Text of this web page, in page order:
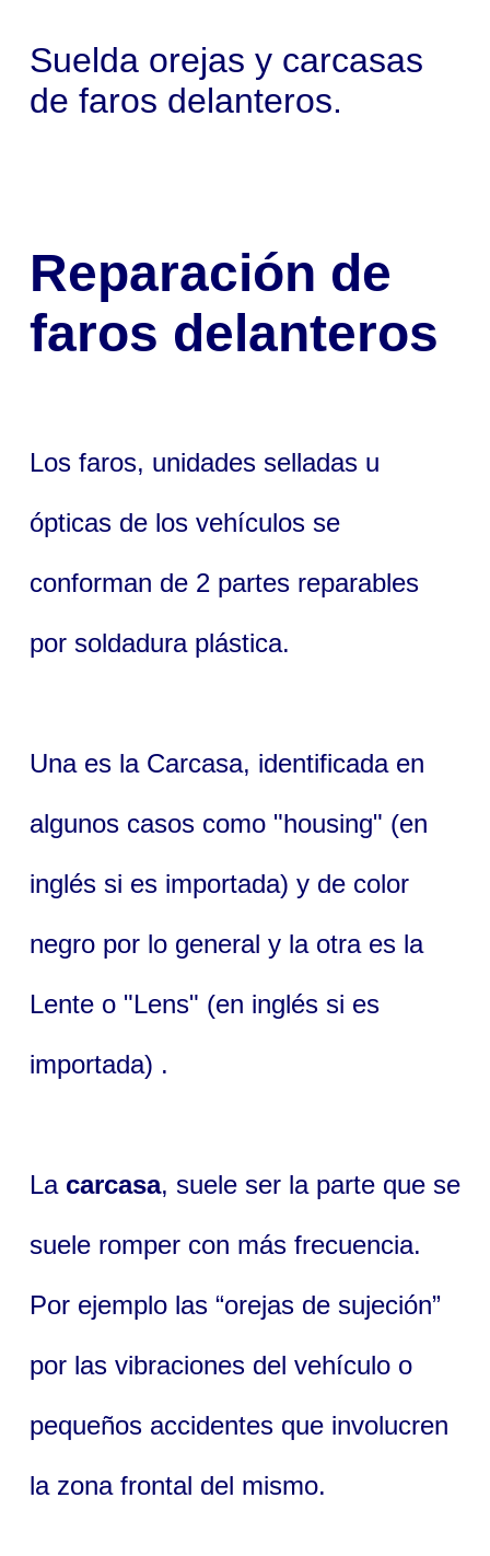
Suelda orejas y carcasas
de faros delanteros.
Reparación de
faros delanteros
Los faros, unidades selladas u
ópticas de los vehículos se
conforman de 2 partes reparables
por soldadura plástica.
Una es la Carcasa, identificada en
algunos casos como "housing" (en
inglés si es importada) y de color
negro por lo general y la otra es la
Lente o "Lens" (en inglés si es
importada) .
La carcasa, suele ser la parte que se
suele romper con más frecuencia.
Por ejemplo las “orejas de sujeción”
por las vibraciones del vehículo o
pequeños accidentes que involucren
la zona frontal del mismo.